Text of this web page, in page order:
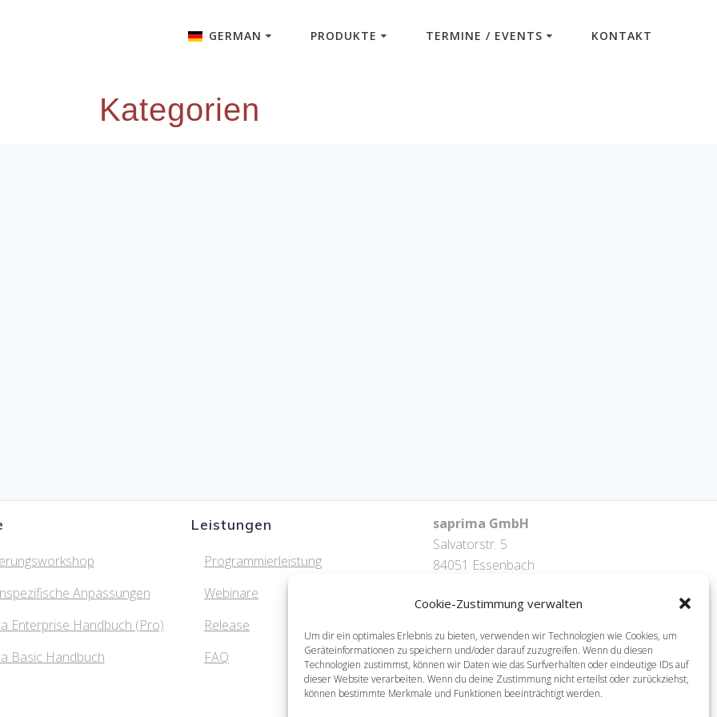
Cookie-Zustimmung verwalten
Um dir ein optimales Erlebnis zu bieten, verwenden wir Technologien wie Cookies, um
Geräteinformationen zu speichern und/oder darauf zuzugreifen. Wenn du diesen
Technologien zustimmst, können wir Daten wie das Surfverhalten oder eindeutige IDs auf
dieser Website verarbeiten. Wenn du deine Zustimmung nicht erteilst oder zurückziehst,
können bestimmte Merkmale und Funktionen beeinträchtigt werden.
GERMAN PRODUKTE TERMINE / EVENTS KONTAKT
Kategorien
Anpassungen
Enterprise Handbuch (Pro)
Basic Handbuch
Leistungen
Programmierleistung
Webinare
Release
FAQ
saprima GmbH
Salvatorstr. 5
84051 Essenbach
mail: info@saprima.de